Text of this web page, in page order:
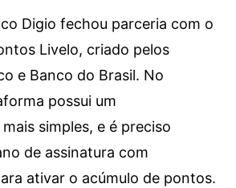
Digio fechou parceria com o
Livelo, criado pelos
e Banco do Brasil. No
possui um
simples, e é preciso
de assinatura com
ativar o acúmulo de pontos.